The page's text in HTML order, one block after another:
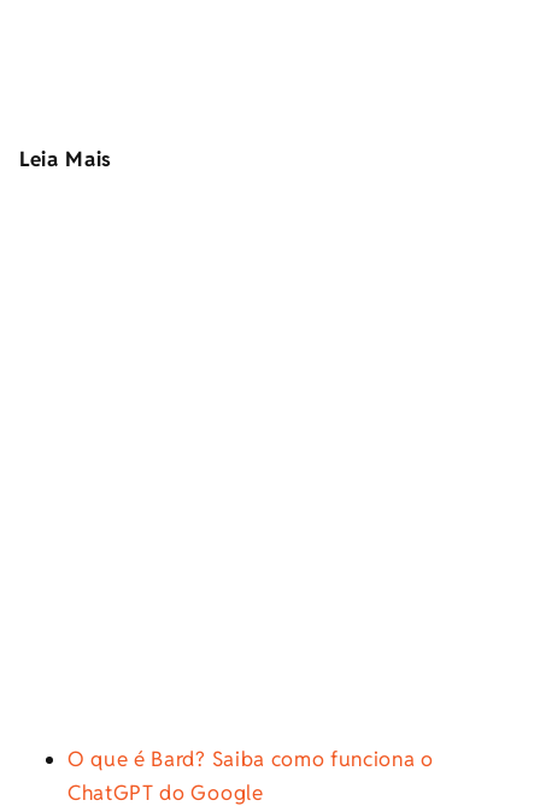
Leia Mais
O que é Bard? Saiba como funciona o
ChatGPT do Google